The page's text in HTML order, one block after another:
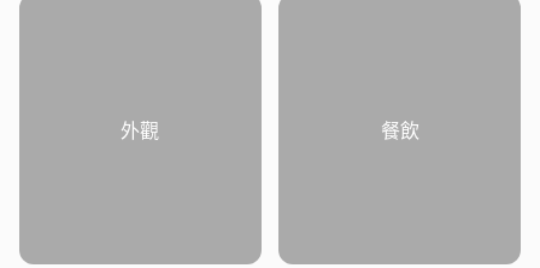
外觀 餐飲